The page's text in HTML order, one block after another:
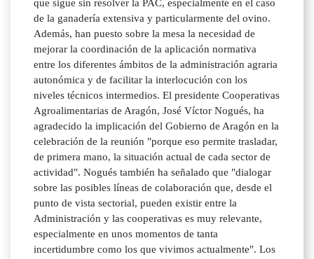
que sigue sin resolver la PAC, especialmente en el caso
de la ganadería extensiva y particularmente del ovino.
Además, han puesto sobre la mesa la necesidad de
mejorar la coordinación de la aplicación normativa
entre los diferentes ámbitos de la administración agraria
autonómica y de facilitar la interlocución con los
niveles técnicos intermedios. El presidente Cooperativas
Agroalimentarias de Aragón, José Víctor Nogués, ha
agradecido la implicación del Gobierno de Aragón en la
celebración de la reunión "porque eso permite trasladar,
de primera mano, la situación actual de cada sector de
actividad". Nogués también ha señalado que "dialogar
sobre las posibles líneas de colaboración que, desde el
punto de vista sectorial, pueden existir entre la
Administración y las cooperativas es muy relevante,
especialmente en unos momentos de tanta
incertidumbre como los que vivimos actualmente". Los